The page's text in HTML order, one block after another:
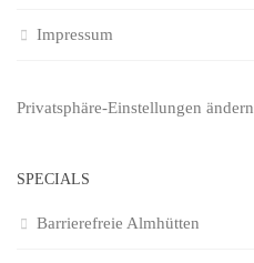
Impressum
Privatsphäre-Einstellungen ändern
SPECIALS
Barrierefreie Almhütten